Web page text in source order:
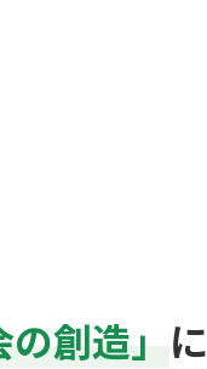
創造」 に